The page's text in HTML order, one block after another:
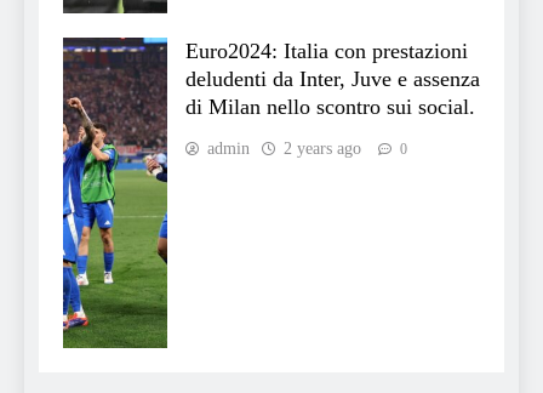
Euro2024: Italia con prestazioni
deludenti da Inter, Juve e assenza
di Milan nello scontro sui social.
admin 2 years ago 0